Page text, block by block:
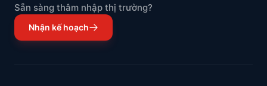
Sẵn sàng thâm nhập thị trường?
Nhận kế hoạch